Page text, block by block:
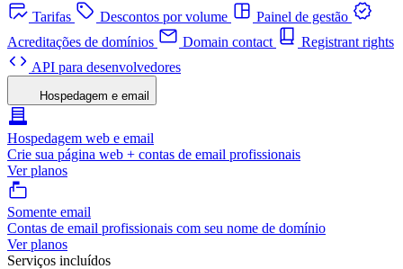
Tarifas
Descontos por volume
Painel de gestão
Acreditações de domínios
Domain contact
Registrant rights
API para desenvolvedores
Hospedagem e email
Hospedagem web e email
Crie sua página web + contas de email profissionais
Ver planos
Somente email
Contas de email profissionais com seu nome de domínio
Ver planos
Serviços incluídos